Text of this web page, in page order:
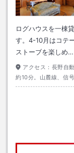
ログハウスを一棟
す。4-10月はコテ
ストーブを楽しめ…
アクセス： 長野自
約10分。山麓線、信
内に、外来入浴ので